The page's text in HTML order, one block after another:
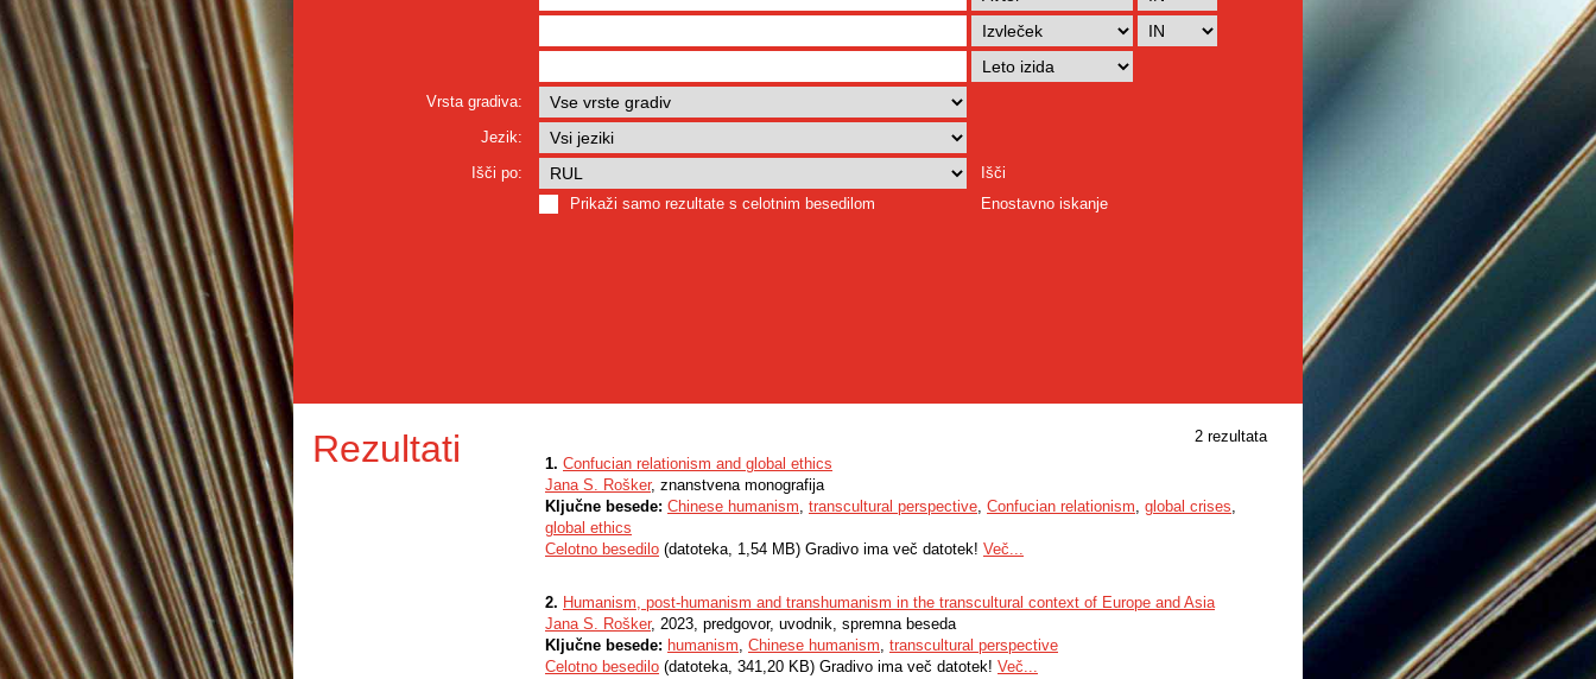
Vrsta gradiva:
Jezik:
Išči po:
Išči
Prikaži samo rezultate s celotnim besedilom
Enostavno iskanje
Rezultati
2 rezultata
1. Confucian relationism and global ethics
Jana S. Rošker, znanstvena monografija
Ključne besede: Chinese humanism, transcultural perspective, Confucian relationism, global crises,
global ethics
Celotno besedilo (datoteka, 1,54 MB) Gradivo ima več datotek! Več...
2. Humanism, post-humanism and transhumanism in the transcultural context of Europe and Asia
Jana S. Rošker, 2023, predgovor, uvodnik, spremna beseda
Ključne besede: humanism, Chinese humanism, transcultural perspective
Celotno besedilo (datoteka, 341,20 KB) Gradivo ima več datotek! Več...